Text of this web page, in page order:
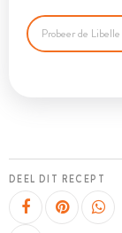
DEEL DIT RECEPT